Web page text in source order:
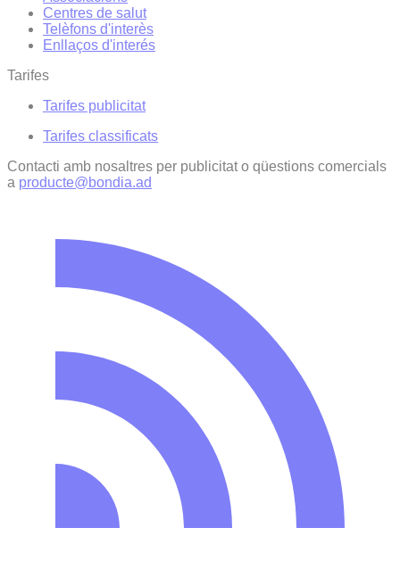
Centres de salut
Telèfons d'interès
Enllaços d'interés
Tarifes
Tarifes publicitat
Tarifes classificats
Contacti amb nosaltres per publicitat o qüestions comercials
a producte@bondia.ad